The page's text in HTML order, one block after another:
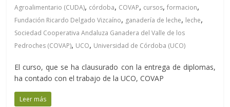
Agroalimentario (CUDA), córdoba, COVAP, cursos,formacion,
Fundación Ricardo Delgado Vizcaíno, ganadería de leche, leche,
Sociedad Cooperativa Andaluza Ganadera del Valle de los
Pedroches (COVAP), UCO, Universidad de Córdoba (UCO)
El curso, que se ha clausurado con la entrega de diplomas,
ha contado con el trabajo de la UCO, COVAP
Leer más